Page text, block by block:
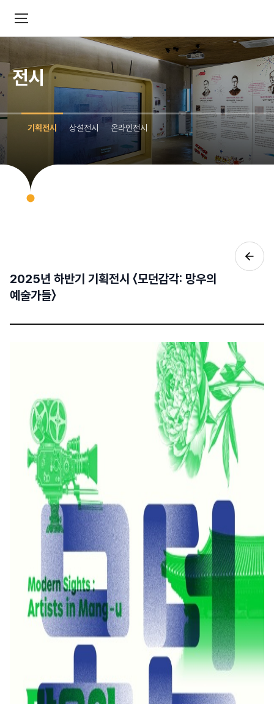
기획전시 상설전시 온라인전시
전시
2025년 하반기 기획전시 〈모던감각: 망우의
예술가들〉